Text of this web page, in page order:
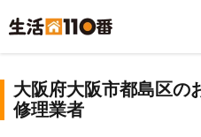
大阪府大阪市都島区の
修理業者